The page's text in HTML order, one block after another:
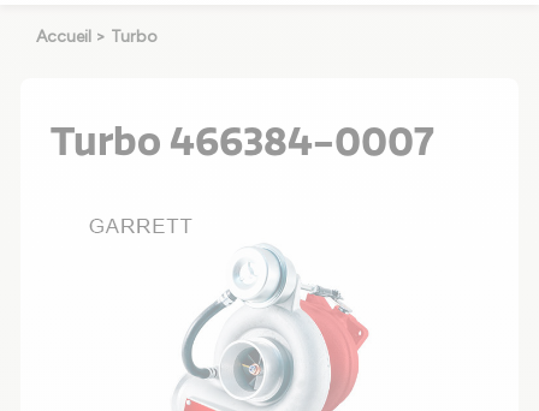
Accueil > Turbo
Turbo 466384-0007